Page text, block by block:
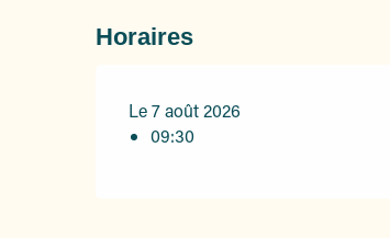
Horaires
Le 7 août 2026
09:30